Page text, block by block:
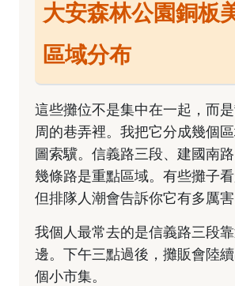
大安森林公園銅板
區域分布
這些攤位不是集中在一起，而
周的巷弄裡。我把它分成幾個
圖索驥。信義路三段、建國南
幾條路是重點區域。有些攤子
但排隊人潮會告訴你它有多厲害
我個人最常去的是信義路三段
邊。下午三點過後，攤販會陸
個小市集。